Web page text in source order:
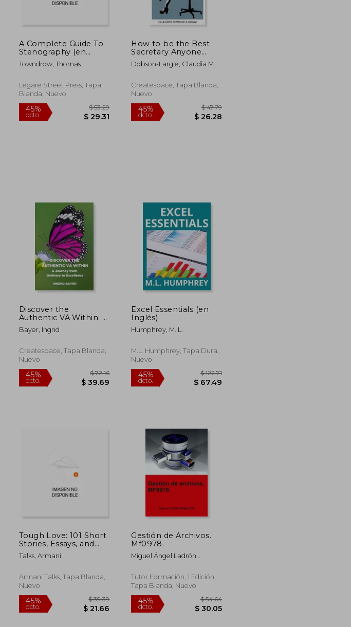
A Complete Guide To
Stenography (en
Inglés)
Towndrow, Thomas
Legare Street Press, Tapa
Blanda, Nuevo
How to be the Best
Secretary Anyone
Could Ever Have (en
Inglés)
Dobson-Largie, Claudia M.
Createspace, Tapa Blanda,
Nuevo
Discover the
Authentic VA Within: A
Journey from Ordinary
to Excellence (en
Bayer, Ingrid
Createspace, Tapa Blanda,
Nuevo
$ 72.16
$ 39.69
Excel Essentials (en
Inglés)
Humphrey, M. L.
M.L. Humphrey, Tapa Dura,
Nuevo
45%
dcto.
Tough Love: 101 Short
Stories, Essays, and
Insights to Improve
Communication Skills
Talks, Armani
Armani Talks, Tapa Blanda,
Nuevo
Gestión de Archivos.
Mf0978.
Miguel Ángel Ladrón
Tutor Formación, 1 Edición,
Tapa Blanda, Nuevo